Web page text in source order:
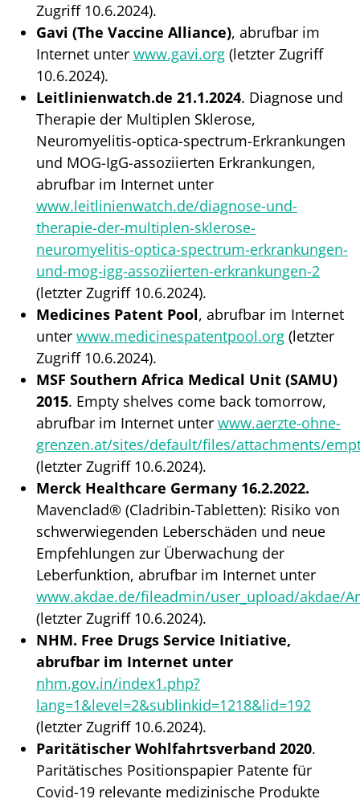
Zugriff 10.6.2024).
Gavi (The Vaccine Alliance), abrufbar im
Internet unter www.gavi.org (letzter Zugriff
10.6.2024).
Leitlinienwatch.de 21.1.2024. Diagnose und
Therapie der Multiplen Sklerose,
Neuromyelitis-optica-spectrum-Erkrankungen
und MOG-IgG-assoziierten Erkrankungen,
abrufbar im Internet unter
www.leitlinienwatch.de/diagnose-und-
therapie-der-multiplen-sklerose-
neuromyelitis-optica-spectrum-erkrankungen-
und-mog-igg-assoziierten-erkrankungen-2
(letzter Zugriff 10.6.2024).
Medicines Patent Pool, abrufbar im Internet
unter www.medicinespatentpool.org (letzter
Zugriff 10.6.2024).
MSF Southern Africa Medical Unit (SAMU)
2015. Empty shelves come back tomorrow,
abrufbar im Internet unter www.aerzte-ohne-
grenzen.at/sites/default/files/attachments/
(letzter Zugriff 10.6.2024).
Merck Healthcare Germany 16.2.2022.
Mavenclad® (Cladribin-Tabletten): Risiko von
schwerwiegenden Leberschäden und neue
Empfehlungen zur Überwachung der
Leberfunktion, abrufbar im Internet unter
www.akdae.de/fileadmin/user_upload/akdae/
(letzter Zugriff 10.6.2024).
NHM. Free Drugs Service Initiative,
abrufbar im Internet unter
nhm.gov.in/index1.php?
lang=1&level=2&sublinkid=1218&lid=192
(letzter Zugriff 10.6.2024).
Paritätischer Wohlfahrtsverband 2020.
Paritätisches Positionspapier Patente für
Covid-19 relevante medizinische Produkte